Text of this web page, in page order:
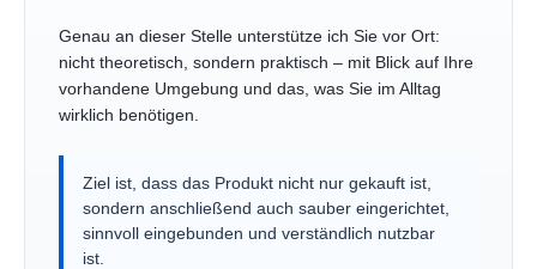
Genau an dieser Stelle unterstütze ich Sie vor Ort:
nicht theoretisch, sondern praktisch – mit Blick auf Ihre
vorhandene Umgebung und das, was Sie im Alltag
wirklich benötigen.
Ziel ist, dass das Produkt nicht nur gekauft ist,
sondern anschließend auch sauber eingerichtet,
sinnvoll eingebunden und verständlich nutzbar
ist.